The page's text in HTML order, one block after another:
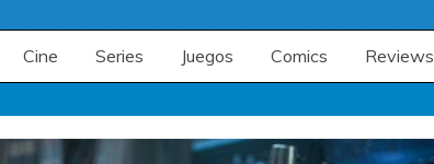
Cine Series Juegos Comics Reviews